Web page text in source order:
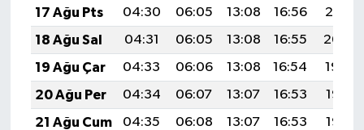
17 Ağu Pts
04:30 06:05 13:08 16:56
20:01
18 Ağu Sal
04:31 06:05 13:08 16:55
20:00
19 Ağu Çar
04:33 06:06 13:08 16:54
19:59
20 Ağu Per
04:34 06:07 13:07 16:53
19:57
21 Ağu Cum
04:35 06:08 13:07 16:53
19:56